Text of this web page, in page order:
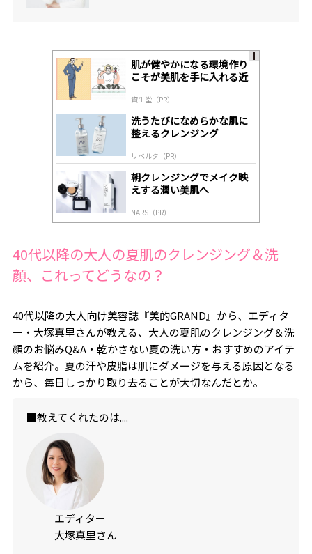
肌が健やかになる環境作り
こそが美肌を手に入れる近
資生堂（PR）
洗うたびになめらかな肌に
整えるクレンジング
リベルタ（PR）
朝クレンジングでメイク映
えする潤い美肌へ
NARS（PR）
40代以降の大人の夏肌のクレンジング＆洗
顔、これってどうなの？
40代以降の大人向け美容誌『美的GRAND』から、エディタ
ー・大塚真里さんが教える、大人の夏肌のクレンジング＆洗
顔のお悩みQ&A・乾かさない夏の洗い方・おすすめのアイテ
ムを紹介。夏の汗や皮脂は肌にダメージを与える原因となる
から、毎日しっかり取り去ることが大切なんだとか。
■教えてくれたのは....
エディター
大塚真里さん